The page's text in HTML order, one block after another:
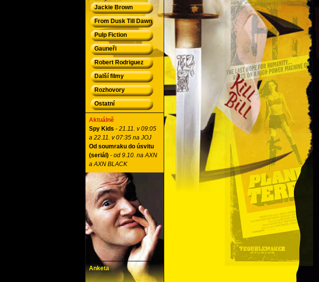
Jackie Brown
From Dusk Till Dawn
Pulp Fiction
Gauneři
Robert Rodriguez
Další filmy
Rozhovory
Ostatní
Aktuálně
Spy Kids - 21.11. v 09:05
a 22.11. v 07:35 na JOJ
Od soumraku do úsvitu
(seriál)- od 9.10. na AXN
a AXN BLACK
Anketa